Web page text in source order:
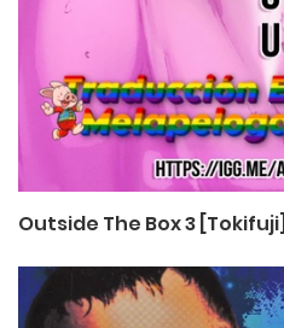
Outside The Box 3 [Tokifuji]